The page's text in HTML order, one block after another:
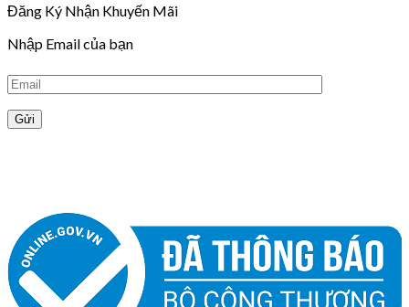
Đăng Ký Nhận Khuyến Mãi
Nhập Email của bạn